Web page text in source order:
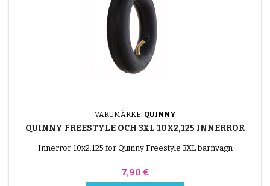
VARUMÄRKE: QUINNY
QUINNY FREESTYLE OCH 3XL 10X2,125 INNERRÖR
Innerrör 10x2.125 för Quinny Freestyle 3XL barnvagn
Pris
7,90 €